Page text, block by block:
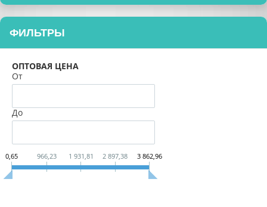
ФИЛЬТРЫ
ОПТОВАЯ ЦЕНА
От
До
0,65 966,23 1 931,81 2 897,38 3 862,96